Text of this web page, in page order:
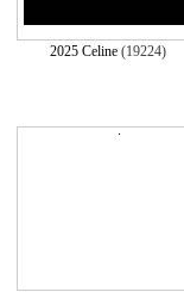
2025 Celine (19224)